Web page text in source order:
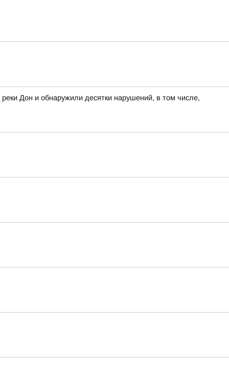
Дон и обнаружили десятки нарушений, в том числе,